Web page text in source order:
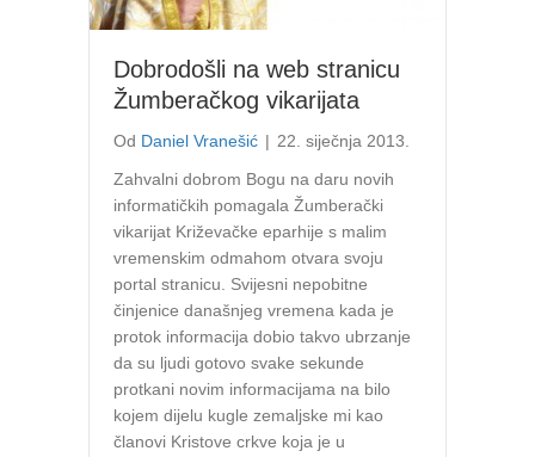
Dobrodošli na web stranicu
Žumberačkog vikarijata
Od Daniel Vranešić | 22. siječnja 2013.
Zahvalni dobrom Bogu na daru novih
informatičkih pomagala Žumberački
vikarijat Križevačke eparhije s malim
vremenskim odmahom otvara svoju
portal stranicu. Svijesni nepobitne
činjenice današnjeg vremena kada je
protok informacija dobio takvo ubrzanje
da su ljudi gotovo svake sekunde
protkani novim informacijama na bilo
kojem dijelu kugle zemaljske mi kao
članovi Kristove crkve koja je u